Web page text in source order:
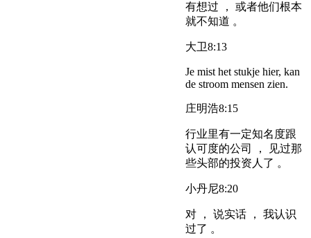
有想过 ， 或者他们根本
就不知道 。
大卫8:13
Je mist het stukje hier, kan
de stroom mensen zien.
庄明浩8:15
行业里有一定知名度跟
认可度的公司 ， 见过那
些头部的投资人了 。
小丹尼8:20
对 ， 说实话 ， 我认识
过了 。